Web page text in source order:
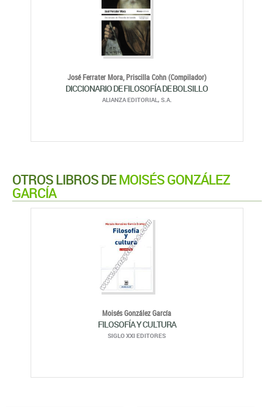
José Ferrater Mora,Priscilla Cohn (Compilador)
DICCIONARIO DE FILOSOFÍA DE BOLSILLO
ALIANZA EDITORIAL, S.A.
OTROS LIBROS DEMOISÉS GONZÁLEZ
GARCÍA
Moisés González García
FILOSOFÍA Y CULTURA
SIGLO XXI EDITORES